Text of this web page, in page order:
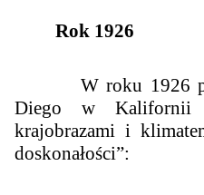
Rok 1926
W roku 1926
Diego w Kalifornii
krajobrazami i
doskonałości”: